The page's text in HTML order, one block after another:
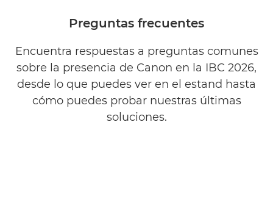
Preguntas frecuentes
Encuentra respuestas a preguntas comunes
sobre la presencia de Canon en la IBC 2026,
desde lo que puedes ver en el estand hasta
cómo puedes probar nuestras últimas
soluciones.